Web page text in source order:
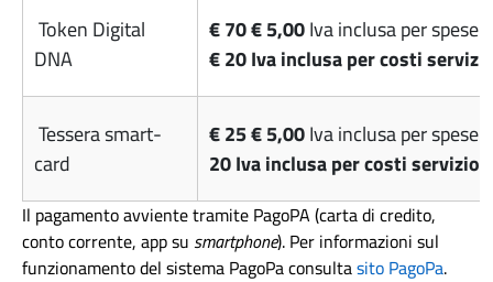
Token Digital
DNA
€ 70 € 5,00Iva inclusa per
€ 20 Iva inclusa per costi
Tessera smart-
card
€ 25 € 5,00Iva inclusa per spese
20 Iva inclusa per costi servizio
Il pagamento avviente tramite PagoPA (carta di credito,
conto corrente, app su smartphone). Per informazioni sul
funzionamento del sistema PagoPa consultasito PagoPa.